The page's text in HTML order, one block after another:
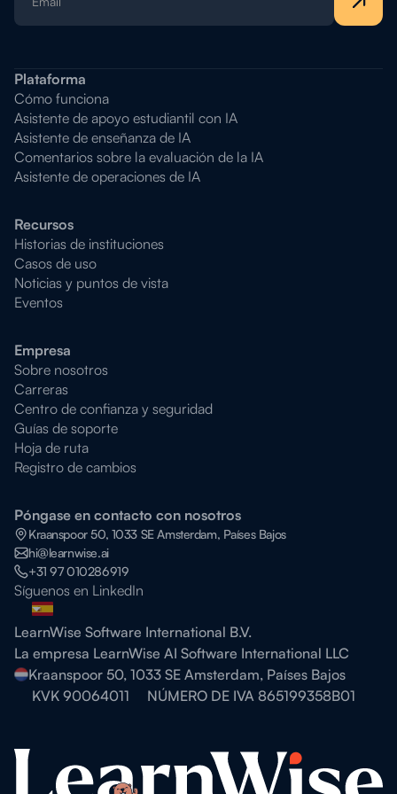
Plataforma
Cómo funciona
Asistente de apoyo estudiantil con IA
Asistente de enseñanza de IA
Comentarios sobre la evaluación de la IA
Asistente de operaciones de IA
Recursos
Historias de instituciones
Casos de uso
Noticias y puntos de vista
Eventos
Empresa
Sobre nosotros
Carreras
Centro de confianza y seguridad
Guías de soporte
Hoja de ruta
Registro de cambios
Póngase en contacto con nosotros
Kraanspoor 50, 1033 SE Amsterdam, Países Bajos
hi@learnwise.ai
+31 97 010286919
Síguenos en LinkedIn
LearnWise Software International B.V.
La empresa LearnWise AI Software International LLC
Kraanspoor 50, 1033 SE Amsterdam, Países Bajos
KVK 90064011
NÚMERO DE IVA 865199358B01